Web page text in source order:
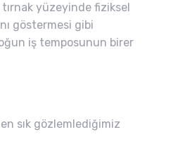
yüzeyinde fiziksel
göstermesi gibi
iş temposunun birer
sık gözlemlediğimiz